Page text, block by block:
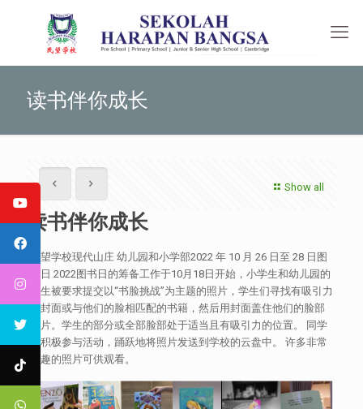
读书伴你成长
Show all
读书伴你成长
民望学校现代山庄 幼儿园和小学部2022 年 10 月 26 日至 28 日图
书日 2022图书日的筹备工作于10月18日开始，小学生和幼儿园的
学生被要求提交以“书脸挑战”为主题的照片，学生们寻找有吸引力
的封面或与他们的脸相匹配的书籍，然后用封面盖住他们的脸部
照片。学生的部分或全部脸部处于适当且有吸引力的位置。 同学
们积极参与活动，踊跃地将照片发送到学校的云盘中。 许多非常
有趣的照片可供观看。